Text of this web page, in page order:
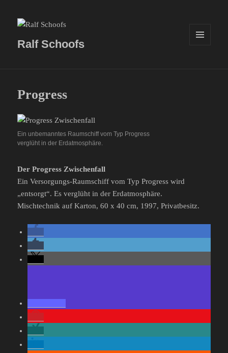
Ralf Schoofs
Progress
Ein unbemanntes Raumschiff vom Typ Progress
verglüht in der Erdatmosphäre.
Der Progress Zwischenfall
Ein Versorgungs-Raumschiff vom Typ Progress wird
„entsorgt“. Es verglüht in der Erdatmosphäre.
Mischtechnik auf Karton, 60 x 40 cm, 1997, Privatbesitz.